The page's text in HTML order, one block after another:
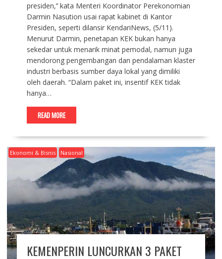
presiden,’’ kata Menteri Koordinator Perekonomian
Darmin Nasution usai rapat kabinet di Kantor
Presiden, seperti dilansir KendariNews, (5/11).
Menurut Darmin, penetapan KEK bukan hanya
sekedar untuk menarik minat pemodal, namun juga
mendorong pengembangan dan pendalaman klaster
industri berbasis sumber daya lokal yang dimiliki
oleh daerah. “Dalam paket ini, insentif KEK tidak
hanya…
READ MORE
Ekonomi & Bisnis Nasional
KEMENPERIN LUNCURKAN 3 PAKET